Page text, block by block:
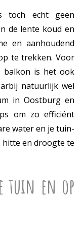
toch echt geen
de lente koud en
en aanhoudend
te trekken. Voor
balkon is het ook
natuurlijk wel
in Oostburg en
om zo efficiënt
water en je tuin-
en droogte te
tuin en op